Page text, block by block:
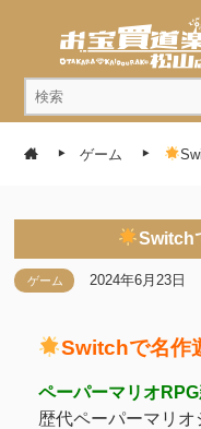
ゲーム
Switch
ゲーム 2024年6月23日
Switchで名作
ペーパーマリオ
歴代ペーパーマリ